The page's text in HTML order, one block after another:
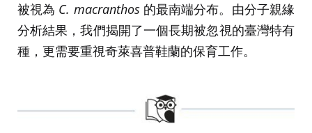
被視為 C. macranthos的最南端分布。由分子親緣
分析結果，我們揭開了一個長期被忽視的臺灣特有
種，更需要重視奇萊喜普鞋蘭的保育工作。